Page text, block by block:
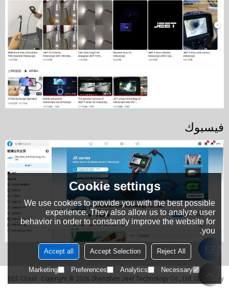
فيسبوك
Copyright © 2026 Shenzhen Jeet Technology Co., Ltd. Support By
BEE Cloud
Cookie settings
We use cookies to provide you with the best possible
experience. They also allow us to analyze user
behavior in order to constantly improve the website for
you.
Reject All
Accept Selection
Accept all
Necessary
Analytics
Preferences
Marketing